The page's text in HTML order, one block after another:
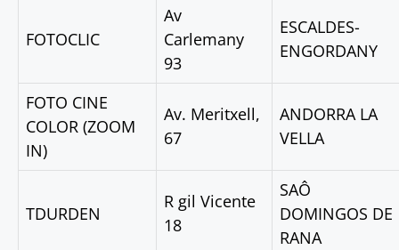
FOTOCLIC
Av
Carlemany
93
ESCALDES-
ENGORDANY
FOTO CINE
COLOR (ZOOM
IN)
Av. Meritxell,
67
ANDORRA LA
VELLA
TDURDEN
R gil Vicente
18
SAÔ
DOMINGOS DE
RANA